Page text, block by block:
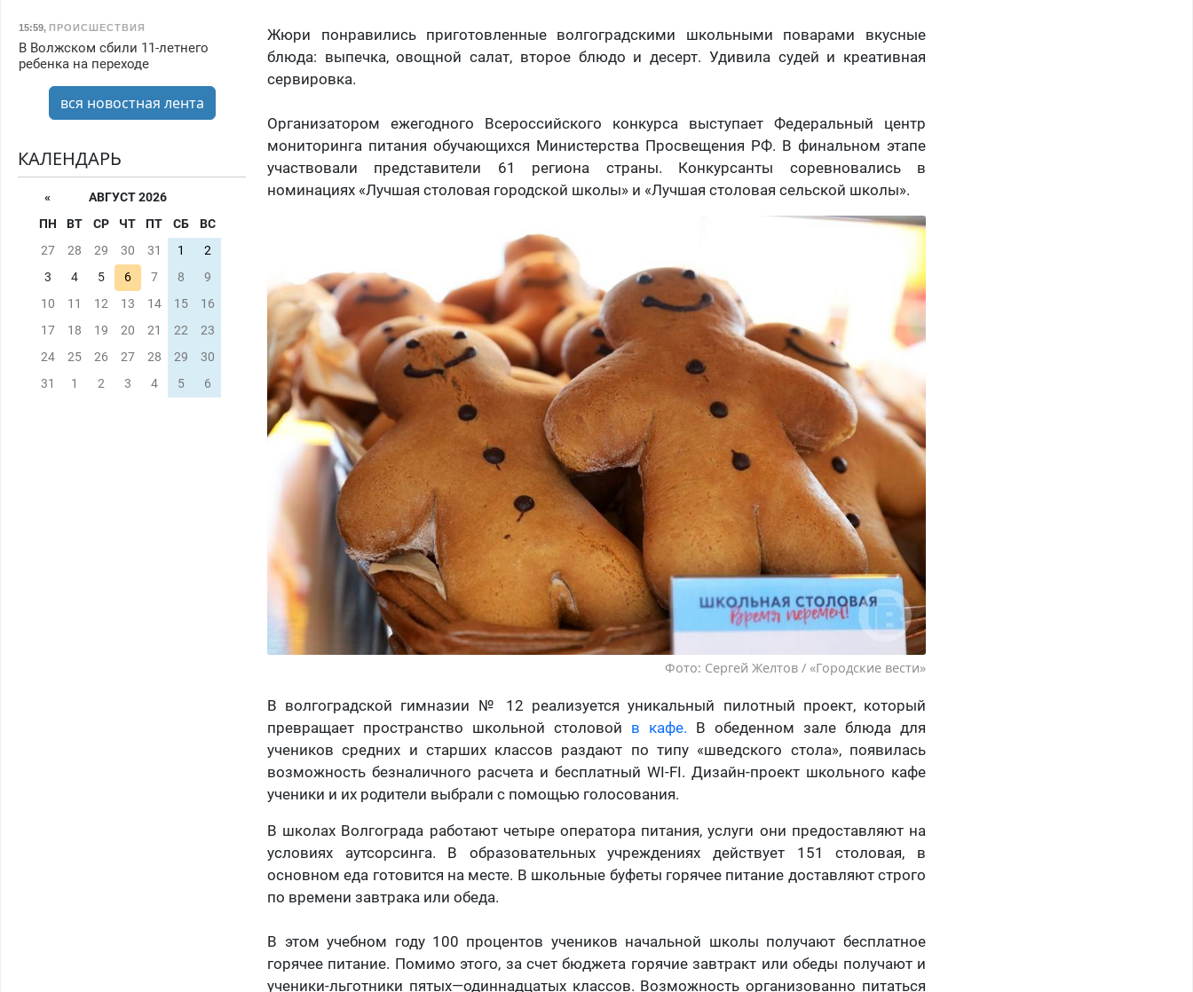
Жюри понравились приготовленные волгоградскими школьными поварами вкусные
блюда: выпечка, овощной салат, второе блюдо и десерт. Удивила судей и креативная
сервировка.
Организатором ежегодного Всероссийского конкурса выступает Федеральный центр
мониторинга питания обучающихся Министерства Просвещения РФ. В финальном этапе
участвовали представители 61 региона страны. Конкурсанты соревновались в
номинациях «Лучшая столовая городской школы» и «Лучшая столовая сельской школы».
Фото: Сергей Желтов / «Городские вести»
В волгоградской гимназии № 12 реализуется уникальный пилотный проект, который
превращает пространство школьной столовой в кафе. В обеденном зале блюда для
учеников средних и старших классов раздают по типу «шведского стола», появилась
возможность безналичного расчета и бесплатный WI-FI. Дизайн-проект школьного кафе
ученики и их родители выбрали с помощью голосования.
В школах Волгограда работают четыре оператора питания, услуги они предоставляют на
условиях аутсорсинга. В образовательных учреждениях действует 151 столовая, в
основном еда готовится на месте. В школьные буфеты горячее питание доставляют строго
по времени завтрака или обеда.
В этом учебном году 100 процентов учеников начальной школы получают бесплатное
горячее питание. Помимо этого, за счет бюджета горячие завтракт или обеды получают и
ученики-льготники пятых—одиннадцатых классов. Возможность организованно питаться
15:59, ПРОИСШЕСТВИЯ
В Волжском сбили 11-летнего
ребенка на переходе
вся новостная лента
КАЛЕНДАРЬ
«
АВГУСТ 2026
ПН
ВТ СР ЧТ ПТ СБ
ВС
27
28 29 30 31 1
2
3
4 5 6 7 8
9
10
11 12 13 14 15
16
17
18 19 20 21 22
23
24
25 26 27 28 29
30
31
1 2 3 4 5 6